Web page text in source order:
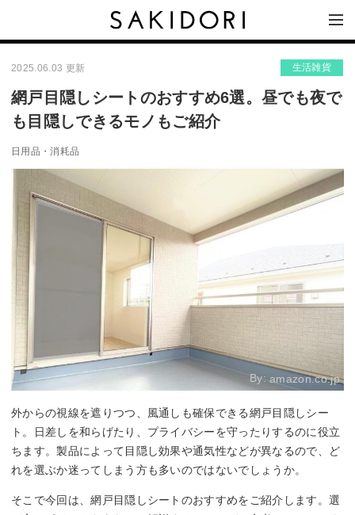
2025.06.03 更新 生活雑貨
網戸目隠しシートのおすすめ6選。昼でも夜で
も目隠しできるモノもご紹介
日用品・消耗品
By:amazon.co.jp
外からの視線を遮りつつ、風通しも確保できる網戸目隠しシー
ト。日差しを和らげたり、プライバシーを守ったりするのに役立
ちます。製品によって目隠し効果や通気性などが異なるので、ど
れを選ぶか迷ってしまう方も多いのではないでしょうか。
そこで今回は、網戸目隠しシートのおすすめをご紹介します。選